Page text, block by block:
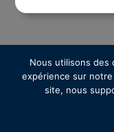
Nous utilisons des
expérience sur
site, nous